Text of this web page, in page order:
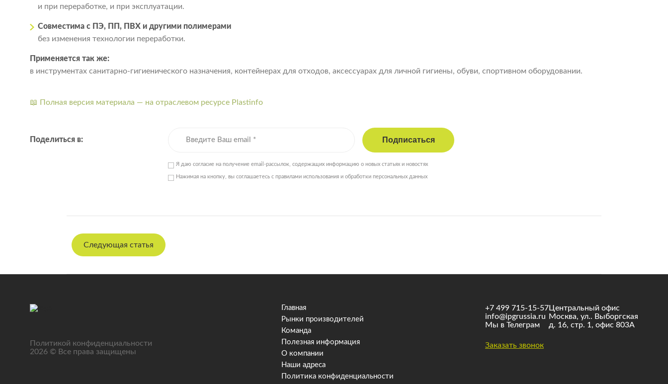
и при переработке, и при эксплуатации.
Совместима с ПЭ, ПП, ПВХ и другими полимерами
без изменения технологии переработки.
Применяется так же:
в инструментах санитарно-гигиенического назначения, контейнерах для отходов, аксессуарах для личной гигиены, обуви, спортивном оборудовании.
📖 Полная версия материала — на отраслевом ресурсе Plastinfo
Поделиться в: Подписаться
Я даю согласие на получение email-рассылок, содержащих информацию о новых статьях и новостях
Нажимая на кнопку, вы соглашаетесь с правилами использования и обработки персональных данных
Следующая статья
Политикой конфиденциальности
2026 © Все права защищены
Главная
Рынки производителей
Команда
Полезная информация
О компании
Наши адреса
Политика конфиденциальности
+7 499 715-15-57
info@ipgrussia.ru
Мы в Телеграм
Заказать звонок
Центральный офис
Москва, ул.. Выборгская
д. 16, стр. 1, офис 803А